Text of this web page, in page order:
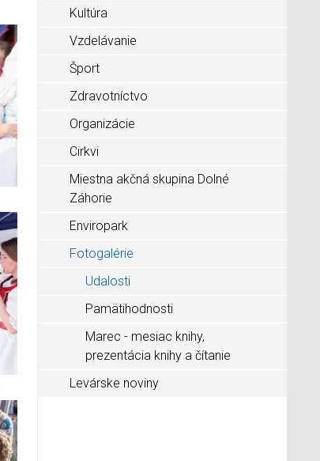
Kultúra
Vzdelávanie
Šport
Zdravotníctvo
Organizácie
Cirkvi
Miestna akčná skupina Dolné
Záhorie
Enviropark
Fotogalérie
Udalosti
Pamätihodnosti
Marec - mesiac knihy,
prezentácia knihy a čítanie
Levárske noviny